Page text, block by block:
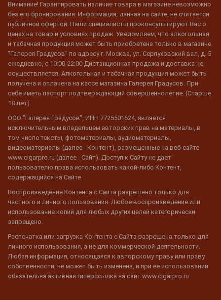
Внимание! Гарантировать наличие товара в магазине невозможно
без его бронирования. Информация, данная на сайте, не считается
публичной офертой. Наши специалисты проконсультируют Вас о
ценах на товар и условиях продаж. Уведомляем, что алкогольная
и табачная продукция может быть приобретена только в магазине
"Галерея Градусов" по адресу г. Москва, ул. Серпуховский вал, д. 5
ежедневно, с 10:00-22:00 Дистанционная продажа и доставка не
осуществляется. Алкогольная и табачная продукция может быть
получена и оплачена на кассе магазина Галерея Градусов. При
себе иметь паспорт подтверждающий совершеннолетие. (Старше
18 лет)
ООО "Галерея Градусов", ИНН 7725501624, является
исключительным владельцем авторских прав на материалы, в
том числе тексты, фотоматериалы, аудиоматериалы,
видеоматериалы (далее - Контент), размещенные на веб-сайте
www.cigarpro.ru (далее - Сайт). Доступ к Сайту не дает
пользователю права использовать какой-либо Контент,
содержащийся на Сайте.
Воспроизведение Контента с Сайта разрешено только для
частного и личного пользования. Любое воспроизведение или
использование копий для любых других целей категорически
запрещено.
Распечатка или загрузка Контента с Сайта разрешена только для
личного использования, а не для коммерческой деятельности.
Любая информация, относящаяся к авторскому праву или праву
собственности, не может быть изменена, и при ее использовании
обязательна активная гиперссылка на сайт www.cigarpro.ru